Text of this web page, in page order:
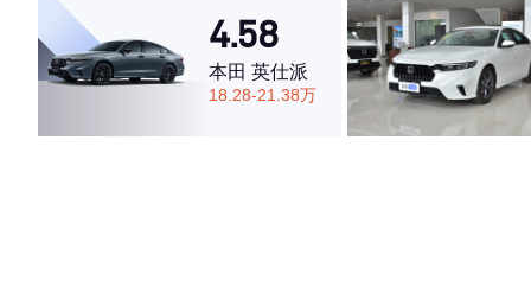
4.58
本田 英仕派
18.28-21.38万